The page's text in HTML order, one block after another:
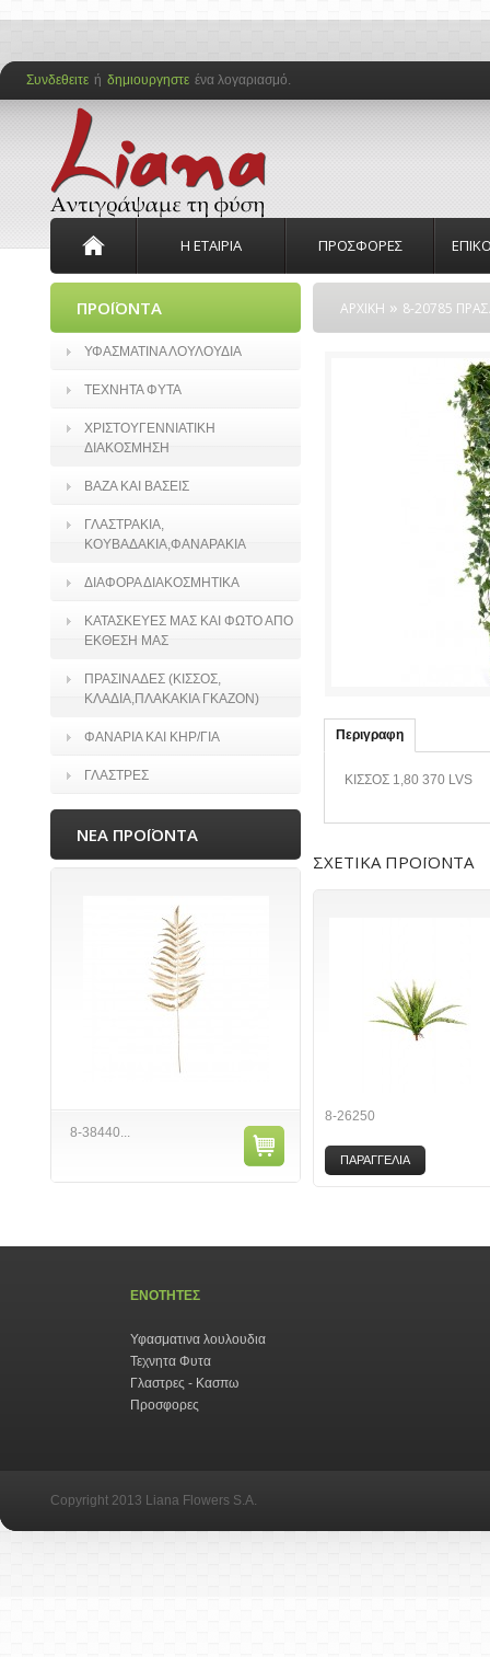
Συνδεθειτε ή δημιουργηστε ένα λογαριασμό.
Η ΕΤΑΙΡΙΑ ΠΡΟΣΦΟΡΕΣ
ΠΡΟΪΟΝΤΑ
ΥΦΑΣΜΑΤΙΝΑ ΛΟΥΛΟΥΔΙΑ
ΤΕΧΝΗΤΑ ΦΥΤΑ
ΧΡΙΣΤΟΥΓΕΝΝΙΑΤΙΚΗ
ΔΙΑΚΟΣΜΗΣΗ
ΒΑΖΑ ΚΑΙ ΒΑΣΕΙΣ
ΓΛΑΣΤΡΑΚΙΑ,
ΚΟΥΒΑΔΑΚΙΑ,ΦΑΝΑΡΑΚΙΑ
ΔΙΑΦΟΡΑ ΔΙΑΚΟΣΜΗΤΙΚΑ
ΚΑΤΑΣΚΕΥΕΣ ΜΑΣ ΚΑΙ ΦΩΤΟ ΑΠΟ
ΕΚΘΕΣΗ ΜΑΣ
ΠΡΑΣΙΝΑΔΕΣ (ΚΙΣΣΟΣ,
ΚΛΑΔΙΑ,ΠΛΑΚΑΚΙΑ ΓΚΑΖΟΝ)
ΦΑΝΑΡΙΑ ΚΑΙ ΚΗΡ/ΓΙΑ
ΓΛΑΣΤΡΕΣ
ΝΕΑ ΠΡΟΪΟΝΤΑ
8-38440...
ΑΡΧΙΚΗ » 8-20785
Περιγραφη
ΚΙΣΣΟΣ 1,80 370 LVS
ΣΧΕΤΙΚΑ ΠΡΟΪΟΝΤΑ
8-26250
ΠΑΡΑΓΓΕΛΙΑ
ΕΝΟΤΗΤΕΣ
Υφασματινα λουλουδια
Τεχνητα Φυτα
Γλαστρες - Κασπω
Προσφορες
Copyright 2013 Liana Flowers S.A.